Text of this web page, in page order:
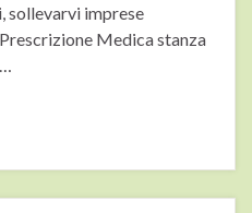
sollevarvi imprese
Medica stanza